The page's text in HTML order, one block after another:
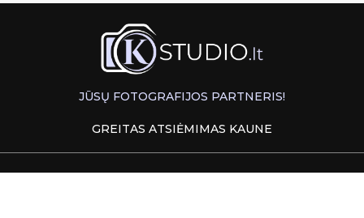
JŪSŲ FOTOGRAFIJOS PARTNERIS!
GREITAS ATSIĖMIMAS KAUNE